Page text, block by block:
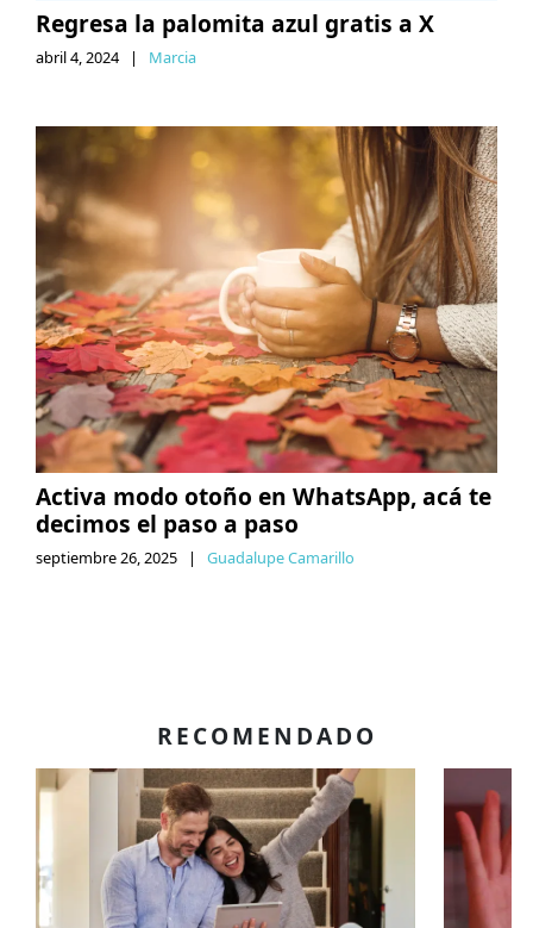
Regresa la palomita azul gratis a X
abril 4, 2024 | Marcia
Activa modo otoño en WhatsApp, acá te
decimos el paso a paso
septiembre 26, 2025 | Guadalupe Camarillo
RECOMENDADO